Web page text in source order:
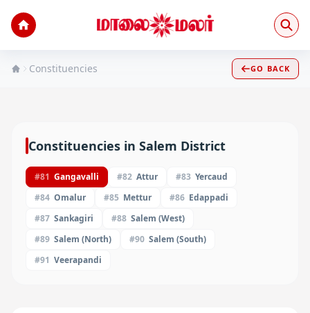
Constituencies GO BACK
Constituencies in Salem District
#81 Gangavalli #82 Attur #83 Yercaud
#84 Omalur #85 Mettur #86 Edappadi
#87 Sankagiri #88 Salem (West)
#89 Salem (North) #90 Salem (South)
#91 Veerapandi